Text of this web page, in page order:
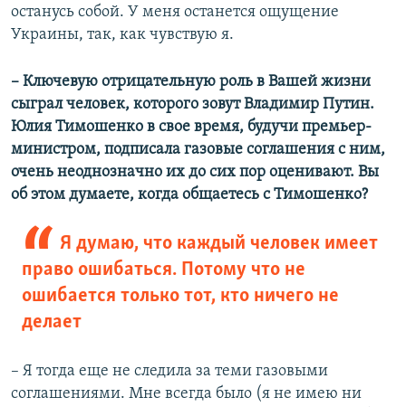
останусь собой. У меня останется ощущение
Украины, так, как чувствую я.
– Ключевую отрицательную роль в Вашей жизни
сыграл человек, которого зовут Владимир Путин.
Юлия Тимошенко в свое время, будучи премьер-
министром, подписала газовые соглашения с ним,
очень неоднозначно их до сих пор оценивают. Вы
об этом думаете, когда общаетесь с Тимошенко?
Я думаю, что каждый человек имеет
право ошибаться. Потому что не
ошибается только тот, кто ничего не
делает
– Я тогда еще не следила за теми газовыми
соглашениями. Мне всегда было (я не имею ни